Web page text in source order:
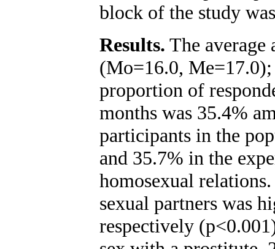
block of the study
Results. The average
(Mo=16.0,
proportion of
months was 35.4%
participants in the
and 35.7% in the
homosexual
sexual partners was
respectively